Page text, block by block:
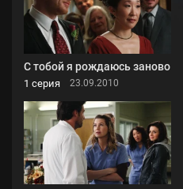
С тобой я рождаюсь заново
1 серия 23.09.2010